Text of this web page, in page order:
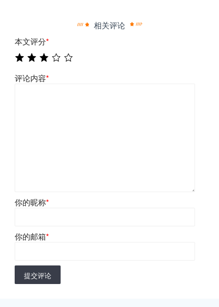
相关评论
本文评分*
评论内容*
你的昵称*
你的邮箱*
提交评论